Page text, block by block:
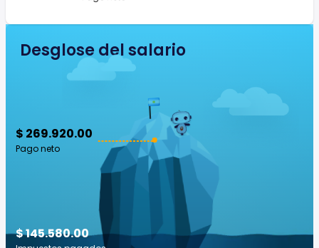
Desglose del salario
$ 269.920.00
Pago neto
$ 145.580.00